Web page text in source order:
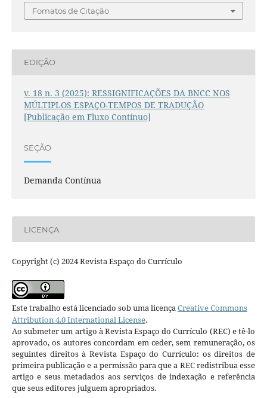
Fomatos de Citação
EDIÇÃO
v. 18 n. 3 (2025): RESSIGNIFICAÇÕES DA BNCC NOS
MÚLTIPLOS ESPAÇO-TEMPOS DE TRADUÇÃO
[Publicação em Fluxo Contínuo]
SEÇÃO
Demanda Contínua
LICENÇA
Copyright (c) 2024 Revista Espaço do Currículo
Este trabalho está licenciado sob uma licençaCreative Commons
Attribution 4.0 International License.
Ao submeter um artigo à Revista Espaço do Currículo (REC) e tê-lo
aprovado, os autores concordam em ceder, sem remuneração, os
seguintes direitos à Revista Espaço do Currículo: os direitos de
primeira publicação e a permissão para que a REC redistribua esse
artigo e seus metadados aos serviços de indexação e referência
que seus editores julguem apropriados.